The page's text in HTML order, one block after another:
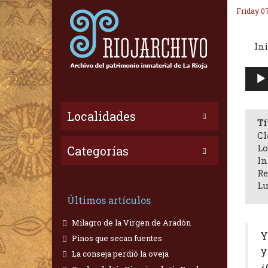
Localidades
Categorías
Últimos artículos
Milagro de la Virgen de Aradón
Pinos que secan fuentes
La conseja perdió la oveja
Friday